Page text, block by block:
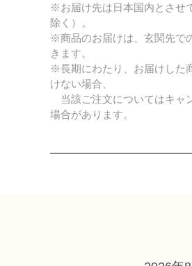
※お届け先は日本国内とさせ
除く）。
※商品のお届けは、玄関先で
きます。
※長期にわたり、お届けした
けない場合、
当該ご注文についてはキャ
場合があります。